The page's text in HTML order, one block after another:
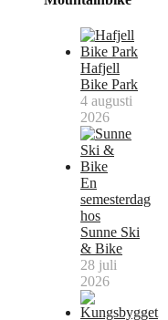
Hafjell
Bike Park
4 augusti
2026
En
semesterdag
hos
Sunne Ski
& Bike
28 juli
2026